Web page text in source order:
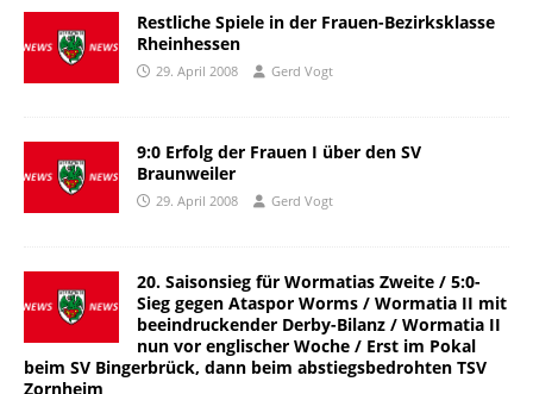
Restliche Spiele in der Frauen-Bezirksklasse
Rheinhessen
29. April 2008 Gerd Vogt
9:0 Erfolg der Frauen I über den SV
Braunweiler
29. April 2008 Gerd Vogt
20. Saisonsieg für Wormatias Zweite / 5:0-
Sieg gegen Ataspor Worms / Wormatia II mit
beeindruckender Derby-Bilanz / Wormatia II
nun vor englischer Woche / Erst im Pokal
beim SV Bingerbrück, dann beim abstiegsbedrohten TSV
Zornheim